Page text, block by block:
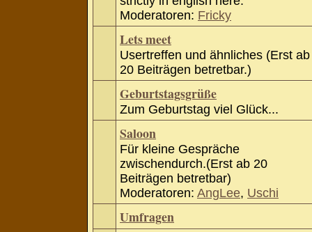
Moderatoren: Fricky
Lets meet
Usertreffen und ähnliches (Erst ab
20 Beiträgen betretbar.)
Geburtstagsgrüße
Zum Geburtstag viel Glück...
Saloon
Für kleine Gespräche
zwischendurch.(Erst ab 20
Beiträgen betretbar)
Moderatoren: AngLee, Uschi
Umfragen